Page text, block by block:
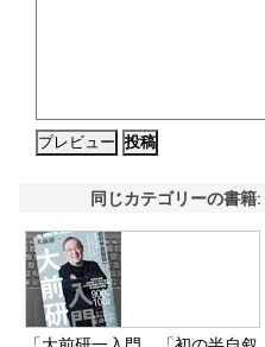
同じカテゴリーの書籍: